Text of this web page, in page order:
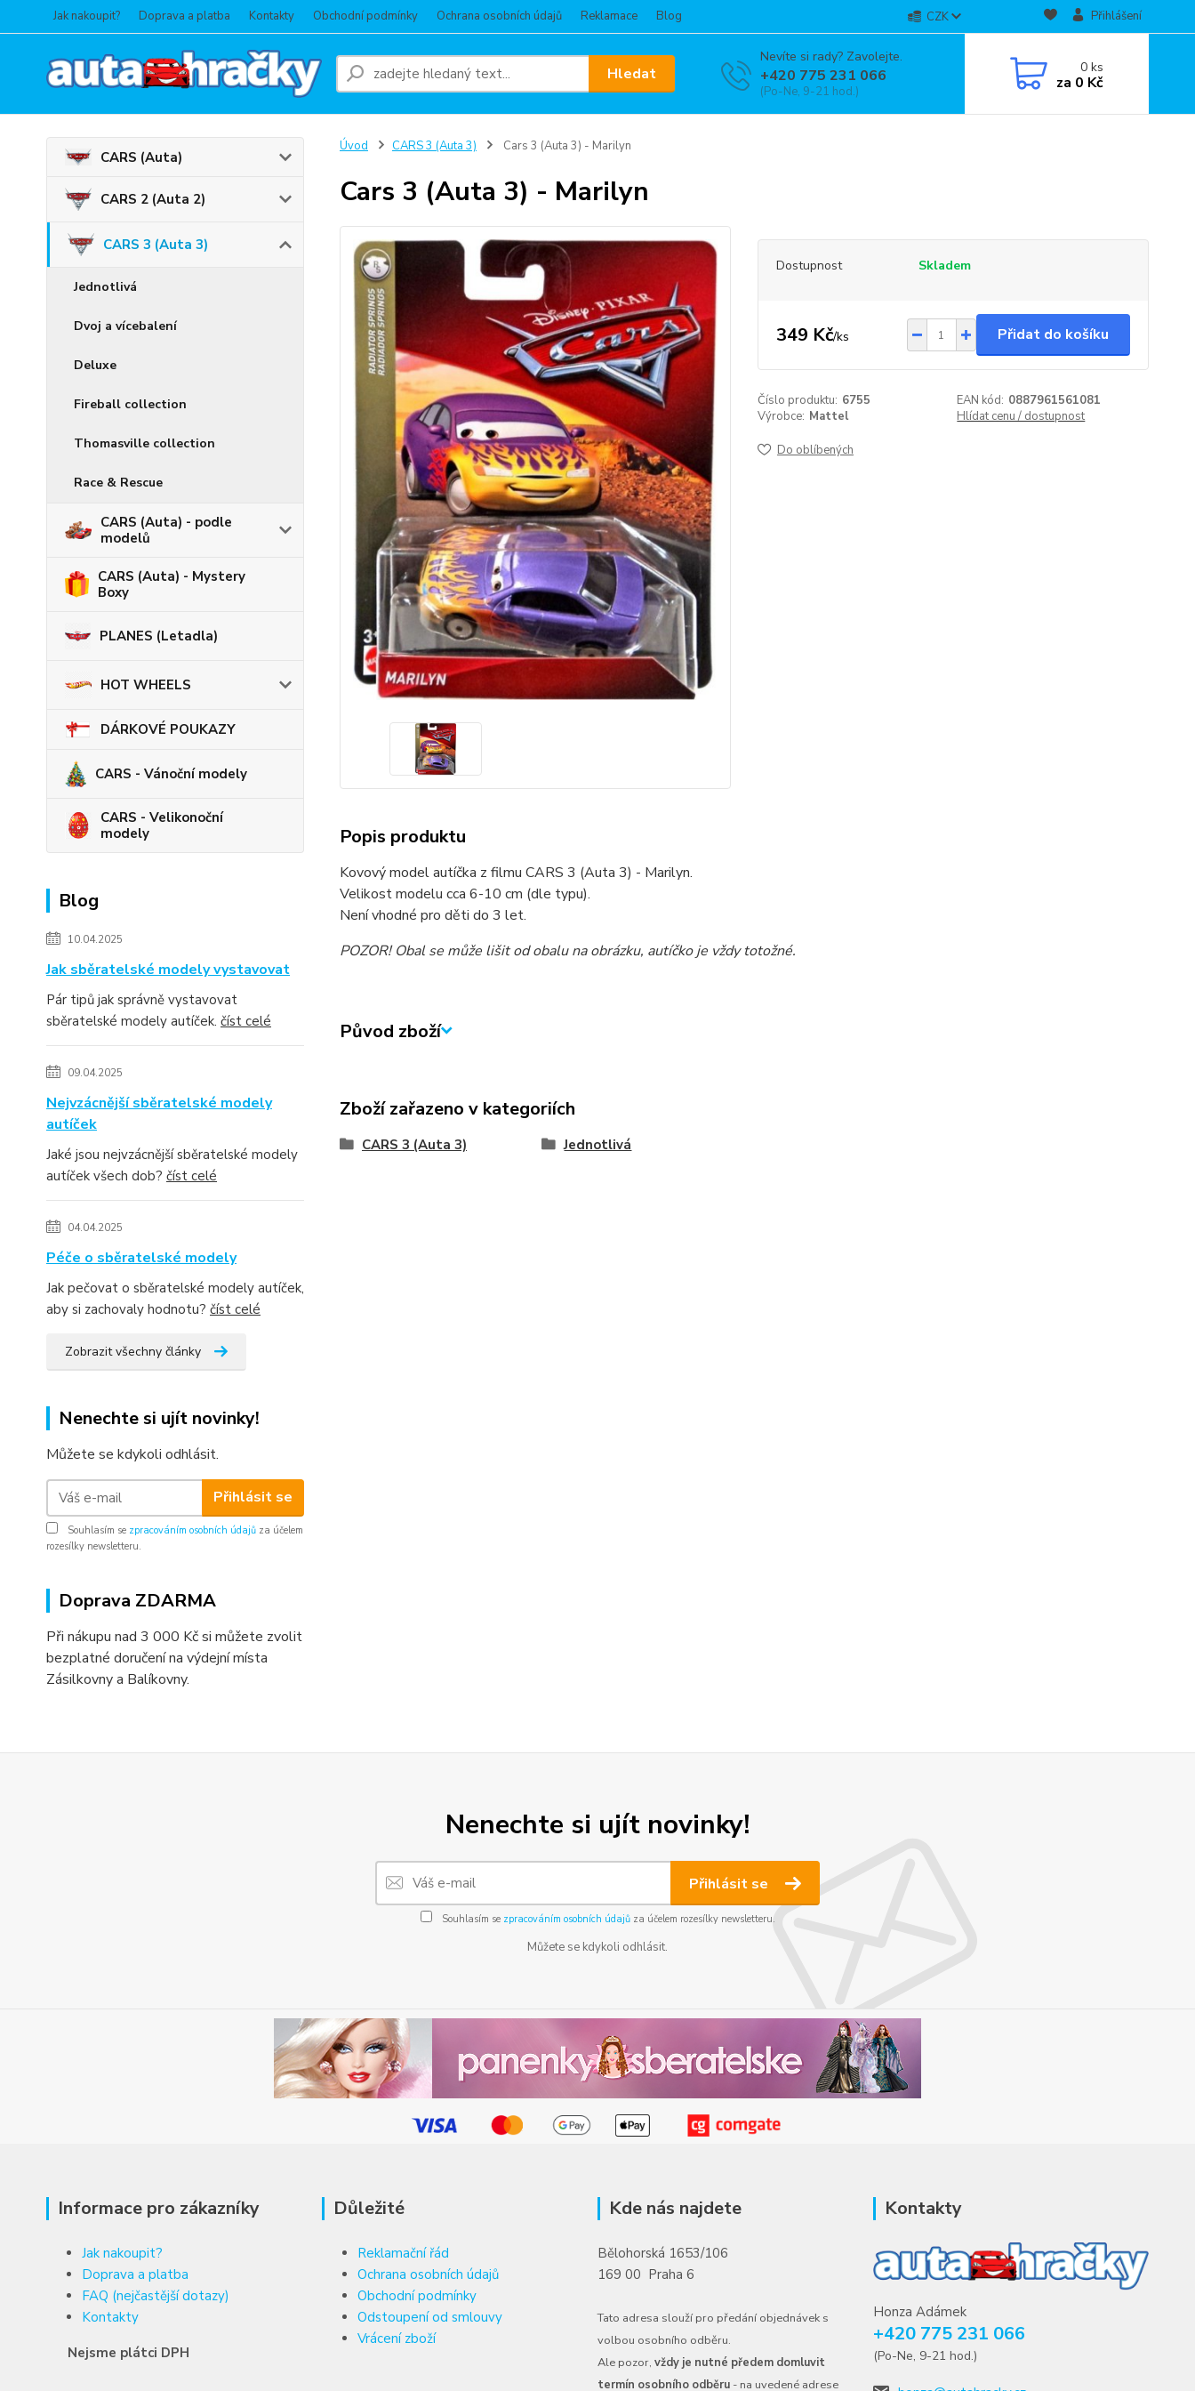
Jak nakoupit? Doprava a platba Kontakty Obchodní podmínky Ochrana osobních údajů Reklamace Blog CZK Přihlášení
Hledat
Nevíte si rady? Zavolejte.
+420 775 231 066
(Po-Ne, 9-21 hod.)
0ks
za 0 Kč
CARS (Auta)
CARS 2 (Auta 2)
CARS 3 (Auta 3)
Jednotlivá
Dvoj a vícebalení
Deluxe
Fireball collection
Thomasville collection
Race & Rescue
CARS (Auta) - podle
modelů
CARS (Auta) - Mystery
Boxy
PLANES (Letadla)
HOT WHEELS
DÁRKOVÉ POUKAZY
CARS - Vánoční modely
CARS - Velikonoční
modely
Blog
10.04.2025
Jak sběratelské modely vystavovat
Pár tipů jak správně vystavovat
sběratelské modely autíček. číst celé
09.04.2025
Nejvzácnější sběratelské modely
autíček
Jaké jsou nejvzácnější sběratelské modely
autíček všech dob? číst celé
04.04.2025
Péče o sběratelské modely
Jak pečovat o sběratelské modely autíček,
aby si zachovaly hodnotu? číst celé
Zobrazit všechny články
Nenechte si ujít novinky!
Můžete se kdykoli odhlásit.
Přihlásit se
Souhlasím se zpracováním osobních údajů za účelem
rozesílky newsletteru.
Doprava ZDARMA
Při nákupu nad 3 000 Kč si můžete zvolit
bezplatné doručení na výdejní místa
Zásilkovny a Balíkovny.
Úvod CARS 3 (Auta 3) Cars 3 (Auta 3) - Marilyn
Cars 3 (Auta 3) - Marilyn
Dostupnost Skladem
349 Kč/ks Přidat do košíku
Číslo produktu: 6755 EAN kód: 0887961561081
Výrobce: Mattel Hlídat cenu / dostupnost
Do oblíbených
Popis produktu
Kovový model autíčka z filmu CARS 3 (Auta 3) - Marilyn.
Velikost modelu cca 6-10 cm (dle typu).
Není vhodné pro děti do 3 let.
POZOR! Obal se může lišit od obalu na obrázku, autíčko je vždy totožné.
Původ zboží
Zboží zařazeno v kategoriích
CARS 3 (Auta 3) Jednotlivá
Nenechte si ujít novinky!
Přihlásit se
Souhlasím se zpracováním osobních údajůza účelem rozesílky newsletteru.
Můžete se kdykoli odhlásit.
Informace pro zákazníky
Jak nakoupit?
Doprava a platba
FAQ (nejčastější dotazy)
Kontakty
Nejsme plátci DPH
Důležité
Reklamační řád
Ochrana osobních údajů
Obchodní podmínky
Odstoupení od smlouvy
Vrácení zboží
Kde nás najdete
Bělohorská 1653/106
169 00 Praha 6
Tato adresa slouží pro předání objednávek s
volbou osobního odběru.
Ale pozor, vždy je nutné předem domluvit
termín osobního odběru - na uvedené adrese
Kontakty
Honza Adámek
+420 775 231 066
(Po-Ne, 9-21 hod.)